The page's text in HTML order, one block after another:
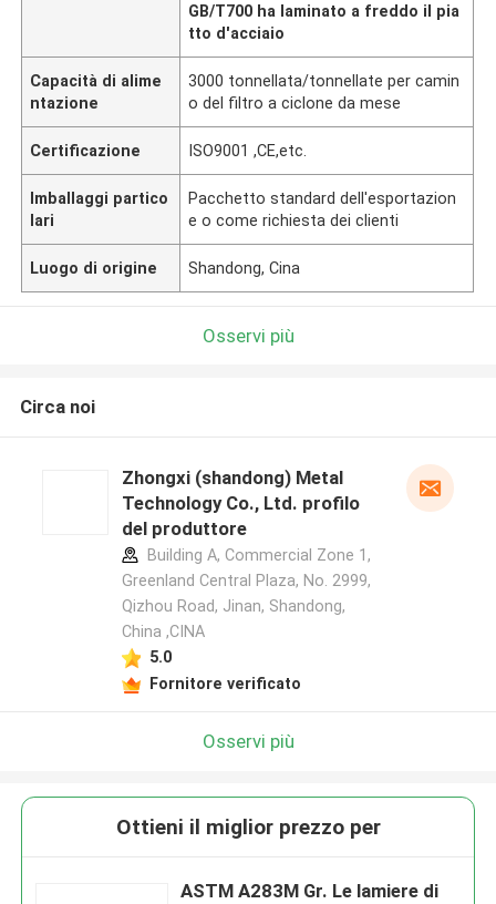
GB/T700 ha laminato a freddo il pia
tto d'acciaio
Capacità di alime
ntazione
3000 tonnellata/tonnellate per camin
o del filtro a ciclone da mese
Certificazione ISO9001 ,CE,etc.
Imballaggi partico
lari
Pacchetto standard dell'esportazion
e o come richiesta dei clienti
Luogo di origine Shandong, Cina
Osservi più
Circa noi
Zhongxi (shandong) Metal
Technology Co., Ltd. profilo
del produttore
Building A, Commercial Zone 1,
Greenland Central Plaza, No. 2999,
Qizhou Road, Jinan, Shandong,
China ,CINA
5.0
Fornitore verificato
Osservi più
Ottieni il miglior prezzo per
ASTM A283M Gr. Le lamiere di